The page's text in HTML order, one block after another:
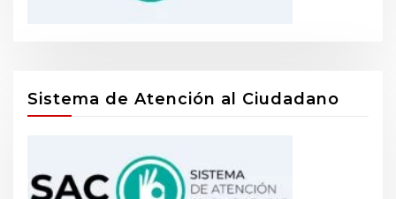
Sistema de Atención al Ciudadano